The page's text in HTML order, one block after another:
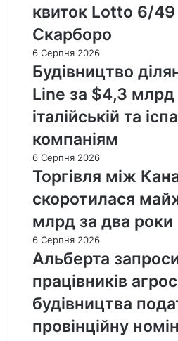
квиток Lotto 6/
Скарборо
6 Серпня 2026
Будівництво
Line за $4,3
італійській та
компаніям
6 Серпня 2026
Торгівля між
скоротилася
млрд за два роки
6 Серпня 2026
Альберта
працівників
будівництва
провінційну